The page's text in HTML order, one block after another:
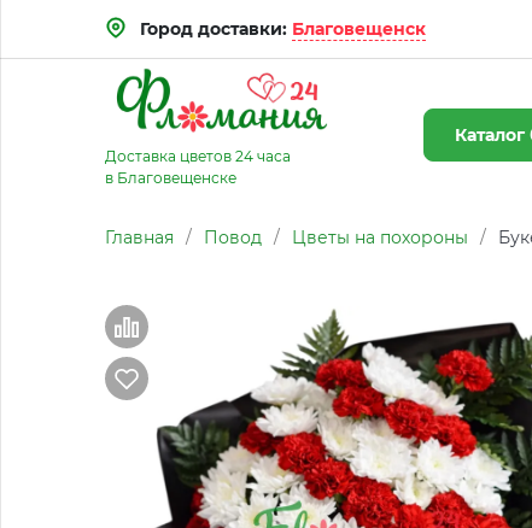
Город доставки: Благовещенск
Доставка цветов 24 часа
в Благовещенске
Каталог
Главная / Повод / Цветы на похороны /